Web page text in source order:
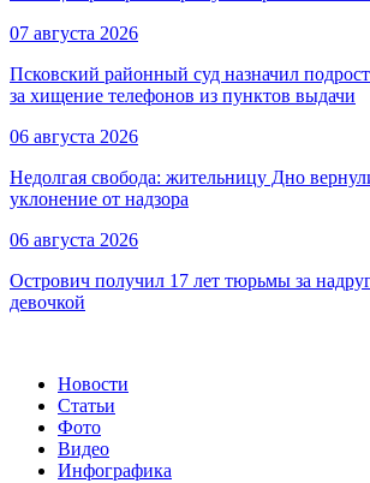
07 августа 2026
Псковский районный суд назначил
за хищение телефонов из пунктов выдачи
06 августа 2026
Недолгая свобода: жительницу Дно
уклонение от надзора
06 августа 2026
Острович получил 17 лет тюрьмы за
девочкой
Новости
Статьи
Фото
Видео
Инфографика